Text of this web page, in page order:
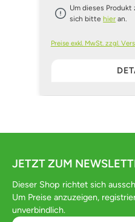
Um dieses
sich bitte hier an.
Preise exkl. MwSt. zzgl.
JETZT ZUM
Dieser Shop richtet sich
Um Preise anzuzeigen,
unverbindlich.